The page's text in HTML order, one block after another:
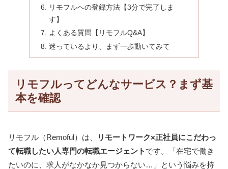
リモフルへの登録方法【3分で完了しま
す】
よくある質問【リモフルQ&A】
迷っているより、まず一歩動いてみて
リモフルってどんなサービス？まず基
本を確認
リモフル（Remoful）は、
リモートワーク×正社員にこだわっ
て転職したい人専門の転職エージェント です。「在宅で働き
たいのに、求人がなかなか見つからない…」という悩みを持